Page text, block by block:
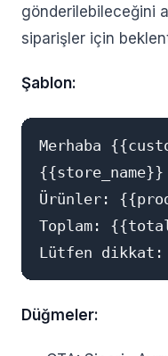
gönderilebileceğini
siparişler için
Şablon:
Merhaba
Ürünler:
Toplam:
Düğmeler: